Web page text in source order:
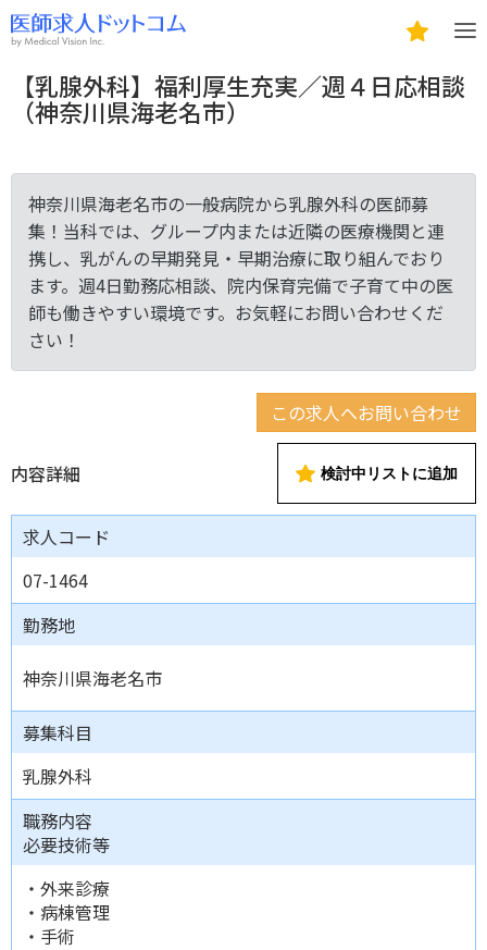
【乳腺外科】福利厚生充実／週４日応相談
（神奈川県海老名市）
神奈川県海老名市の一般病院から乳腺外科の医師募
集！当科では、グループ内または近隣の医療機関と連
携し、乳がんの早期発見・早期治療に取り組んでおり
ます。週4日勤務応相談、院内保育完備で子育て中の医
師も働きやすい環境です。お気軽にお問い合わせくだ
さい！
この求人へお問い合わせ
内容詳細 検討中リストに追加
求人コード
07-1464
勤務地
神奈川県海老名市
募集科目
乳腺外科
職務内容
必要技術等
・外来診療
・病棟管理
・手術